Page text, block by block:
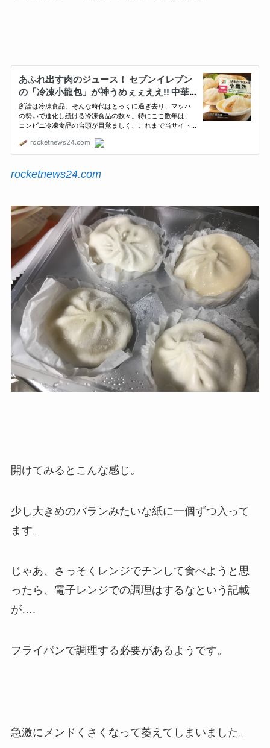
rocketnews24.com
開けてみるとこんな感じ。
少し大きめのバランみたいな紙に一個ずつ入って
ます。
じゃあ、さっそくレンジでチンして食べようと思
ったら、電子レンジでの調理はするなという記載
が….
フライパンで調理する必要があるようです。
急激にメンドくさくなって萎えてしまいました。